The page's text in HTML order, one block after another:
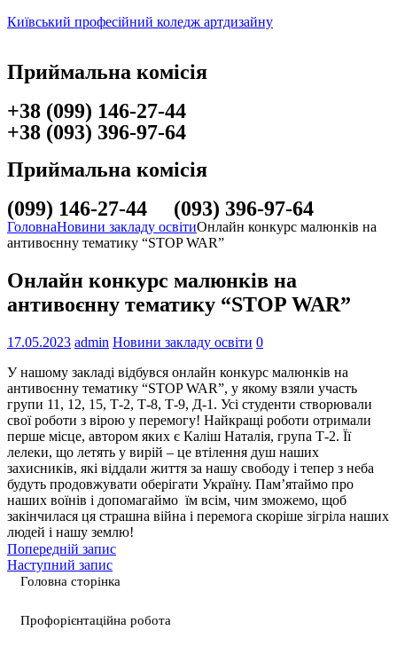
Київський професійний коледж артдизайну
Приймальна комісія
+38 (099) 146-27-44
+38 (093) 396-97-64
Приймальна комісія
(099) 146-27-44 (093) 396-97-64
ГоловнаНовини закладу освітиОнлайн конкурс малюнків на
антивоєнну тематику “STOP WAR”
Онлайн конкурс малюнків на
антивоєнну тематику “STOP WAR”
17.05.2023 admin Новини закладу освіти 0
У нашому закладі відбувся онлайн конкурс малюнків на
антивоєнну тематику “STOP WAR”, у якому взяли участь
групи 11, 12, 15, Т-2, Т-8, Т-9, Д-1. Усі студенти створювали
свої роботи з вірою у перемогу! Найкращі роботи отримали
перше місце, автором яких є Каліш Наталія, група Т-2. Її
лелеки, що летять у вирій – це втілення душ наших
захисників, які віддали життя за нашу свободу і тепер з неба
будуть продовжувати оберігати Україну. Пам’ятаймо про
наших воїнів і допомагаймо їм всім, чим зможемо, щоб
закінчилася ця страшна війна і перемога скоріше зігріла наших
людей і нашу землю!
Попередній запис
Наступний запис
Головна сторінка
Профорієнтаційна робота